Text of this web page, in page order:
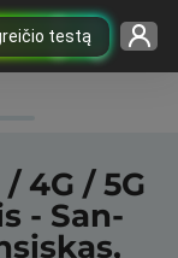
testą
4G / 5G
- San-